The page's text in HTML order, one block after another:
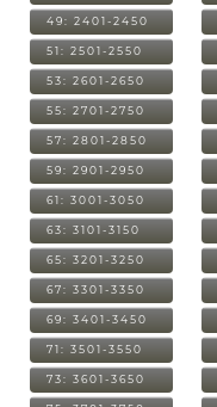
49: 2401-2450
51: 2501-2550
53: 2601-2650
55: 2701-2750
57: 2801-2850
59: 2901-2950
61: 3001-3050
63: 3101-3150
65: 3201-3250
67: 3301-3350
69: 3401-3450
71: 3501-3550
73: 3601-3650